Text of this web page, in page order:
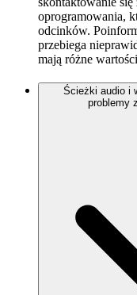
oprogramowania,
odcinków.
przebiega
mają różne
Ścieżki audio i
problemy